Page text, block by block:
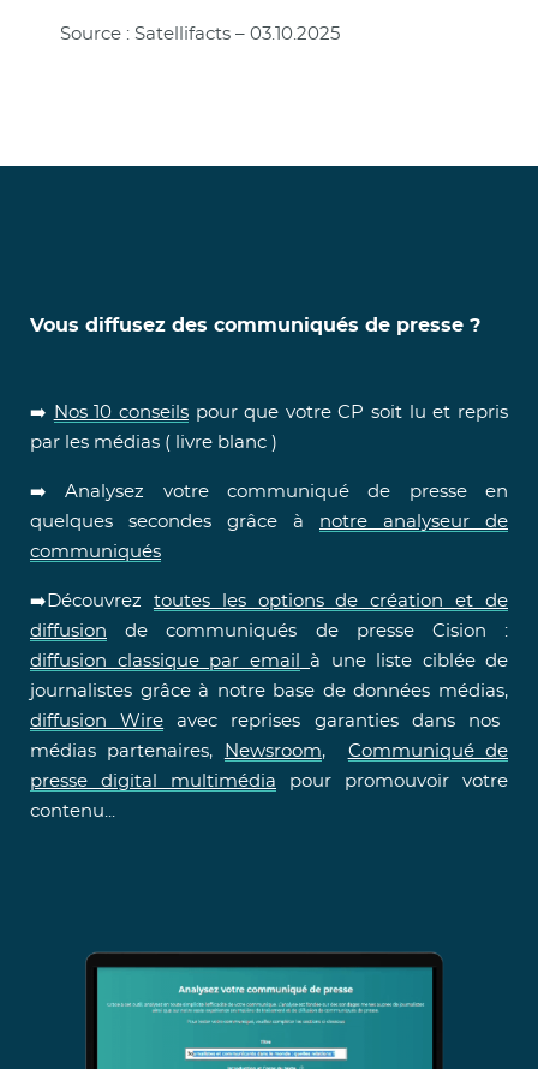
Source : Satellifacts – 03.10.2025
Vous diffusez des communiqués de presse ?
➡️ Nos 10 conseilspour que votre CP soit lu et repris
par les médias ( livre blanc )
➡️ Analysez votre communiqué de presse en
quelques secondes grâce à notre analyseur de
communiqués
➡️Découvrez toutes les options de création et de
diffusion de communiqués de presse Cision :
diffusion classique par email
à une liste ciblée de
journalistes grâce à notre base de données médias,
diffusion Wire avec reprises garanties dans nos
médias partenaires,
Newsroom, Communiqué de
presse digital multimédia pour promouvoir votre
contenu...